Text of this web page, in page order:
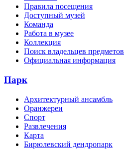
Правила посещения
Доступный музей
Команда
Работа в музее
Коллекция
Поиск владельцев предметов
Официальная информация
Парк
Архитектурный ансамбль
Оранжереи
Спорт
Развлечения
Карта
Бирюлевский дендропарк